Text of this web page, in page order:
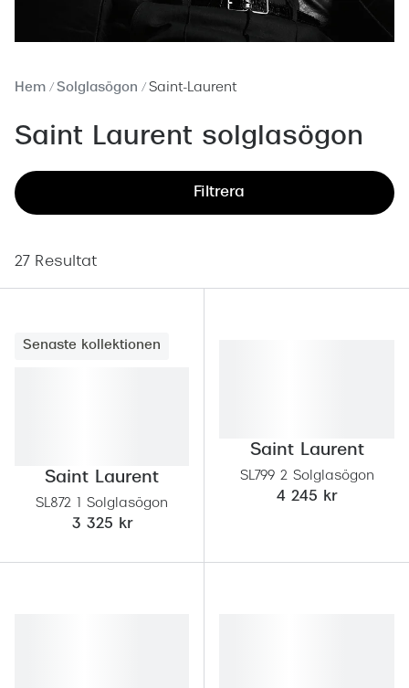
Hem Solglasögon Saint-Laurent
Saint Laurent solglasögon
Filtrera
27 Resultat
Senaste kollektionen
Saint Laurent
SL872 1 Solglasögon
3 325 kr
Saint Laurent
SL799 2 Solglasögon
4 245 kr